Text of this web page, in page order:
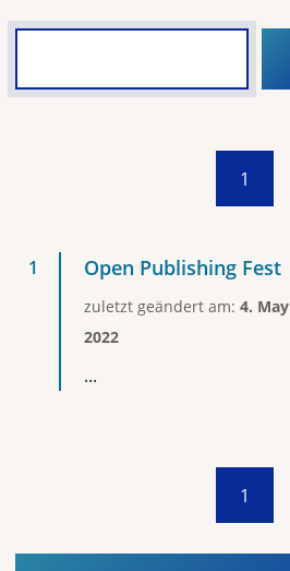
1
Open Publishing Fest
zuletzt geändert am: 4. May
2022
...
1